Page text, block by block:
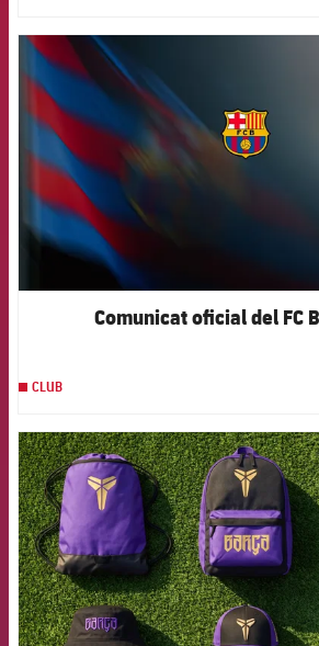
Comunicat oficial del FC
CLUB
FCB